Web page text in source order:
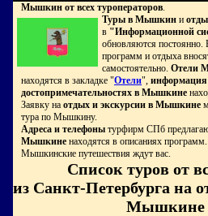
Мышкин от всех туроператоров.
Туры в Мышкин и
в "Информационной
обновляются
программ и отдыха
самостоятельно. Отели
находятся в закладке "Отели",
достопримечательностях в Мышкине
Заявку на отдых и экскурсии в Мышкине
тура по Мышкину.
Адреса и телефоны турфирм СПб
Мышкине находятся в описаниях программ.
Мышкинские путешествия ждут вас.
Список туров от
из Санкт-Петербурга на
Мышкине